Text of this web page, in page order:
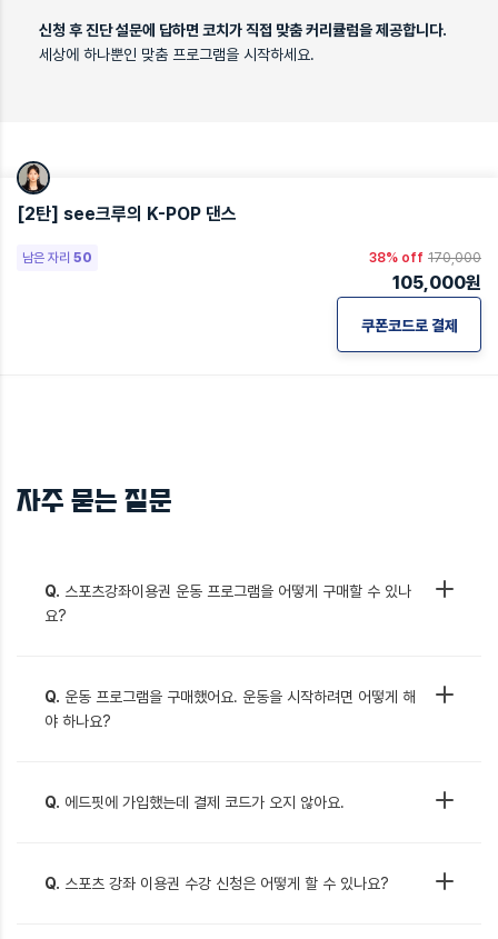
신청 후 진단 설문에 답하면 코치가 직접 맞춤 커리큘럼을 제공합니다.
세상에 하나뿐인 맞춤 프로그램을 시작하세요.
[2탄] see크루의 K-POP 댄스
남은 자리 50 38% off 170,000
105,000원
쿠폰코드로 결제
자주 묻는 질문
Q. 스포츠강좌이용권 운동 프로그램을 어떻게 구매할 수 있나
요?
Q. 운동 프로그램을 구매했어요. 운동을 시작하려면 어떻게 해
야 하나요?
Q. 에드핏에 가입했는데 결제 코드가 오지 않아요.
Q. 스포츠 강좌 이용권 수강 신청은 어떻게 할 수 있나요?